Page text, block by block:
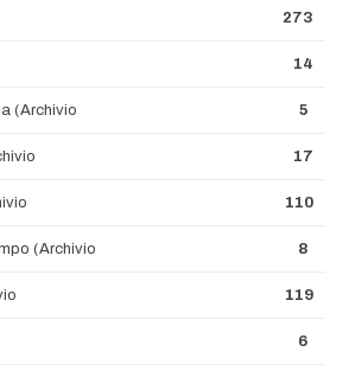
273
14
(Archivio 5
17
110
(Archivio 8
119
6